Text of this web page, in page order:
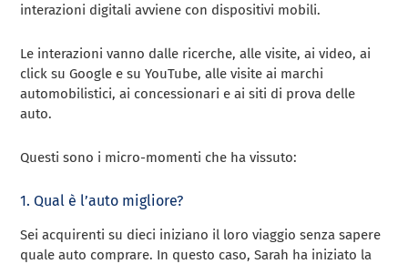
interazioni digitali avviene con dispositivi mobili.
Le interazioni vanno dalle ricerche, alle visite, ai video, ai
click su Google e su YouTube, alle visite ai marchi
automobilistici, ai concessionari e ai siti di prova delle
auto.
Questi sono i micro-momenti che ha vissuto:
1. Qual è l’auto migliore?
Sei acquirenti su dieci iniziano il loro viaggio senza sapere
quale auto comprare. In questo caso, Sarah ha iniziato la